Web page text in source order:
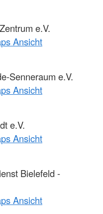
e.V.
Ansicht
Senneraum e.V.
Ansicht
e.V.
Ansicht
Bielefeld -
Ansicht